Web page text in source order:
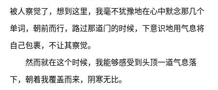
被人察觉了，想到这里，我毫不犹豫地在心中默念那几个
单词，朝前而行，路过那道门的时候，下意识地用气息将
自己包裹，不让其察觉。
然而就在这个时候，我能够感受到头顶一道气息落
下，朝着我覆盖而来，阴寒无比。